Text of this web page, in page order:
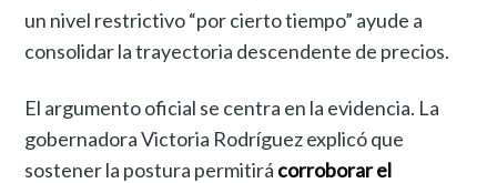
un nivel restrictivo “por cierto tiempo” ayude a
consolidar la trayectoria descendente de precios.
El argumento oficial se centra en la evidencia. La
gobernadora Victoria Rodríguez explicó que
sostener la postura permitirá corroborar el